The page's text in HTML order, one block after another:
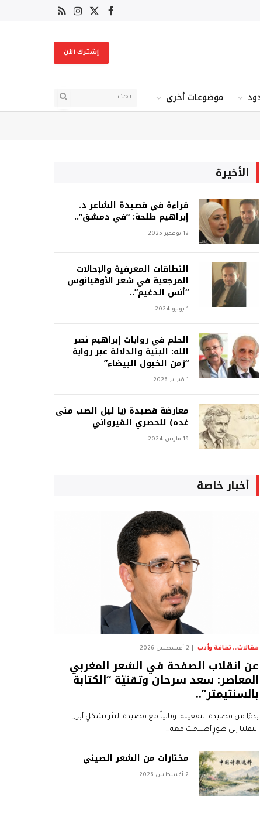
فيسبوك
X
الانستغرام
RSS
إشترك الآن
موضوعات أخرى
الأخيرة
قراءة في قصيدة الشاعر د.
إبراهيم طلحة: “في دمشق”..
12 نوفمبر 2025
النطاقات المعرفية والإحالات
المرجعية في شعر الأوقيانوس
“أنس الدغيم”..
1 يوليو 2024
الحلم في روايات إبراهيم نصر
الله: البنية والدلالة عبر رواية
“زمن الخيول البيضاء”
1 فبراير 2026
معارضة قصيدة (يا ليل الصب متى
غده) للحصري القيرواني
19 مارس 2024
أخبار خاصة
مقالات.. ثقافة وأدب 2 أغسطس 2026
عن انقلاب الصفحة في الشعر المغربي
المعاصر: سعد سرحان وتقنيّة “الكتابة
بالسنتيمتر”..
بدءًا من قصيدة التفعيلة، وتالياً مع قصيدة النثر بشكلٍ أبرز،
انتقلنا إلى طورٍ أصبحت معه…
مختارات من الشعر الصيني
2 أغسطس 2026